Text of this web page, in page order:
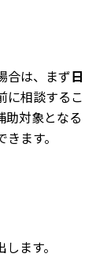
合は、まず日
に相談するこ
助対象となる
ます。
ます。